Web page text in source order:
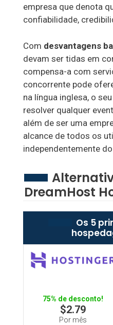
empresa que denota
confiabilidade,
Com desvantagens
devam ser tidas em
compensa-a com
concorrente pode
na língua inglesa, o
resolver qualquer
além de ser uma
alcance de todos os
independentemente
DreamHost
Os 5
75% de desconto!
$2.79
Por mês